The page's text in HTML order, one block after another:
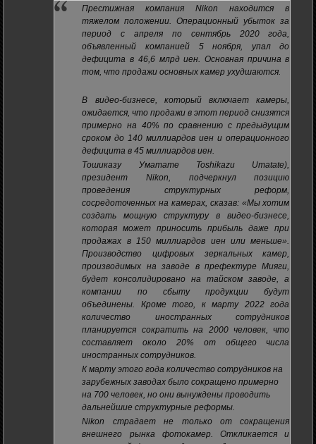
Престижная компания Nikon находится в
тяжелом положении. Операционный убыток за
период с апреля по сентябрь 2020 года,
объявленный компанией 5 ноября, упал до
дефицита в 46,6 млрд иен. Основная причина в
том, что продажи основных камер ухудшаются.
В видео-бизнесе, который включает камеры,
ожидается, что продажи в этот период снизятся
примерно на 40% по сравнению с предыдущим
сроком до 140 миллиардов иен и операционного
дефицита в 45 миллиардов иен.
Тошиказу Уматате Toshikazu Umatate),
президент Nikon, подчеркнул позицию
проведения структурных реформ,
сосредоточенных на камерах, сказав: «Мы хотим
создать мощную структуру в видео-бизнесе,
которая может приносить прибыль даже при
продажах в 150 миллиардов иен или меньше».
Производство цифровых зеркальных камер,
производимых на заводе в префектуре Мияги,
будет консолидировано на тайском заводе, а
компании по сбыту продукции будут
объединены. Кроме того, к марту 2022 года
количество иностранных сотрудников
планируется сократить на 2000 человек, что
составляет около 20% от общего числа
иностранных сотрудников.
К марту этого года количество сотрудников на
зарубежных заводах было сокращено примерно
на 700 человек, но они вынуждены проводить
дальнейшие структурные реформы.
Nikon страдает не только от сокращения
внешнего рынка фотокамер. Откликается и